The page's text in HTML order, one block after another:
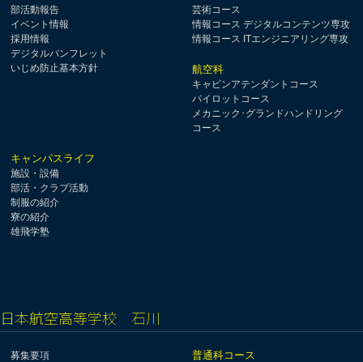
部活動報告
イベント情報
採用情報
デジタルパンフレット
いじめ防止基本方針
芸術コース
情報コース デジタルコンテンツ専攻
情報コース ITエンジニアリング専攻
航空科
キャビンアテンダントコース
パイロットコース
メカニック･グランドハンドリング
コース
キャンパスライフ
施設・設備
部活・クラブ活動
制服の紹介
寮の紹介
雄飛学塾
日本航空高等学校 石川
募集要項
普通科コース